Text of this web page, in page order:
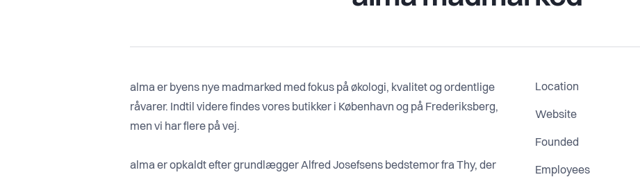
alma er byens nye madmarked med fokus på økologi, kvalitet og ordentlige
råvarer. Indtil videre findes vores butikker i København og på Frederiksberg,
men vi har flere på vej.
alma er opkaldt efter grundlægger Alfred Josefsens bedstemor fra Thy, der
Location
Website
Founded
Employees